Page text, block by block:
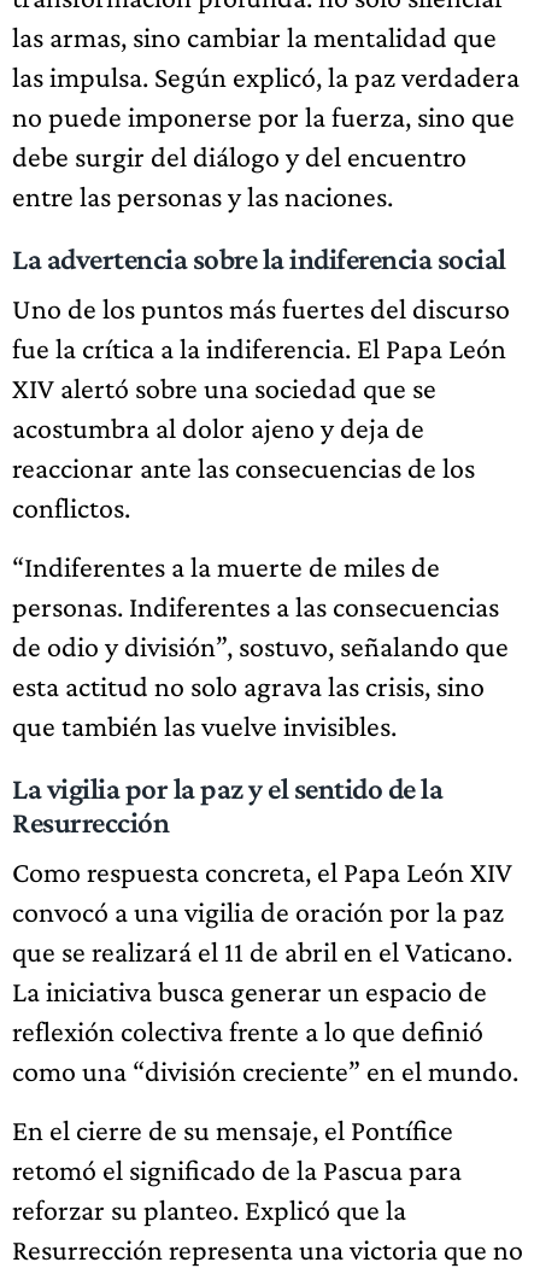
las armas, sino cambiar la mentalidad que
las impulsa. Según explicó, la paz verdadera
no puede imponerse por la fuerza, sino que
debe surgir del diálogo y del encuentro
entre las personas y las naciones.
La advertencia sobre la indiferencia social
Uno de los puntos más fuertes del discurso
fue la crítica a la indiferencia. El Papa León
XIV alertó sobre una sociedad que se
acostumbra al dolor ajeno y deja de
reaccionar ante las consecuencias de los
conflictos.
“Indiferentes a la muerte de miles de
personas. Indiferentes a las consecuencias
de odio y división”, sostuvo, señalando que
esta actitud no solo agrava las crisis, sino
que también las vuelve invisibles.
La vigilia por la paz y el sentido de la
Resurrección
Como respuesta concreta, el Papa León XIV
convocó a una vigilia de oración por la paz
que se realizará el 11 de abril en el Vaticano.
La iniciativa busca generar un espacio de
reflexión colectiva frente a lo que definió
como una “división creciente” en el mundo.
En el cierre de su mensaje, el Pontífice
retomó el significado de la Pascua para
reforzar su planteo. Explicó que la
Resurrección representa una victoria que no